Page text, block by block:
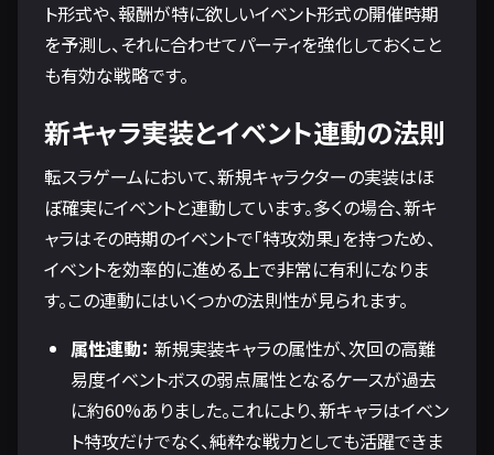
ト形式や、報酬が特に欲しいイベント形式の開催時期
を予測し、それに合わせてパーティを強化しておくこと
も有効な戦略です。
新キャラ実装とイベント連動の法則
転スラゲームにおいて、新規キャラクターの実装はほ
ぼ確実にイベントと連動しています。多くの場合、新キ
ャラはその時期のイベントで「特攻効果」を持つため、
イベントを効率的に進める上で非常に有利になりま
す。この連動にはいくつかの法則性が見られます。
属性連動： 新規実装キャラの属性が、次回の高難
易度イベントボスの弱点属性となるケースが過去
に約60%ありました。これにより、新キャラはイベン
ト特攻だけでなく、純粋な戦力としても活躍できま